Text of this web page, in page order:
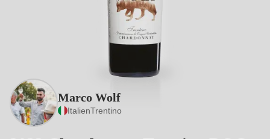
Marco Wolf
ItalienTrentino